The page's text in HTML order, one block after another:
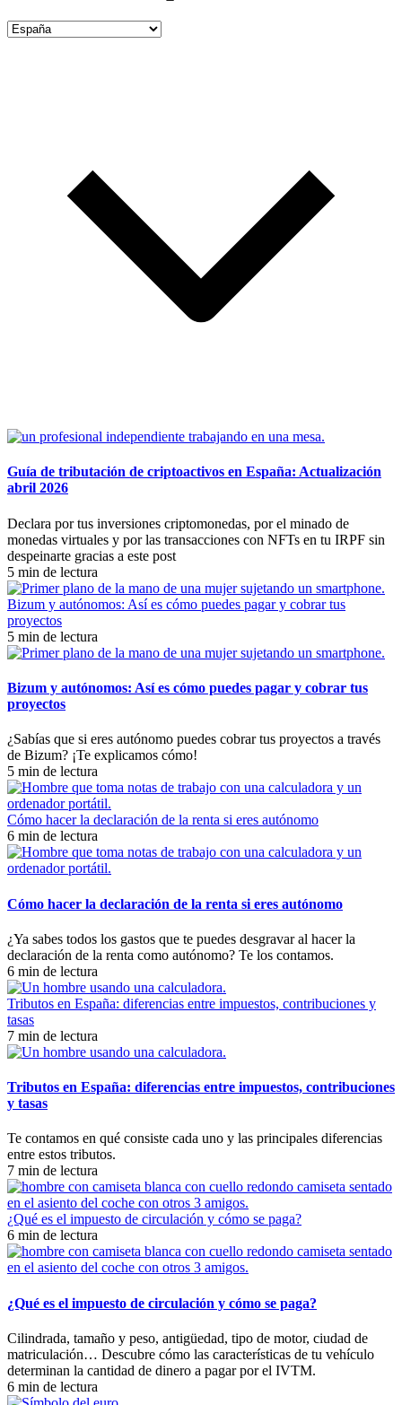
Guía de tributación de criptoactivos en España: Actualización
abril 2026
Declara por tus inversiones criptomonedas, por el minado de
monedas virtuales y por las transacciones con NFTs en tu IRPF sin
despeinarte gracias a este post
5 min de lectura
Bizum y autónomos: Así es cómo puedes pagar y cobrar tus
proyectos
5 min de lectura
Bizum y autónomos: Así es cómo puedes pagar y cobrar tus
proyectos
¿Sabías que si eres autónomo puedes cobrar tus proyectos a través
de Bizum? ¡Te explicamos cómo!
5 min de lectura
Cómo hacer la declaración de la renta si eres autónomo
6 min de lectura
Cómo hacer la declaración de la renta si eres autónomo
¿Ya sabes todos los gastos que te puedes desgravar al hacer la
declaración de la renta como autónomo? Te los contamos.
6 min de lectura
Tributos en España: diferencias entre impuestos, contribuciones y
tasas
7 min de lectura
Tributos en España: diferencias entre impuestos, contribuciones
y tasas
Te contamos en qué consiste cada uno y las principales diferencias
entre estos tributos.
7 min de lectura
¿Qué es el impuesto de circulación y cómo se paga?
6 min de lectura
¿Qué es el impuesto de circulación y cómo se paga?
Cilindrada, tamaño y peso, antigüedad, tipo de motor, ciudad de
matriculación… Descubre cómo las características de tu vehículo
determinan la cantidad de dinero a pagar por el IVTM.
6 min de lectura